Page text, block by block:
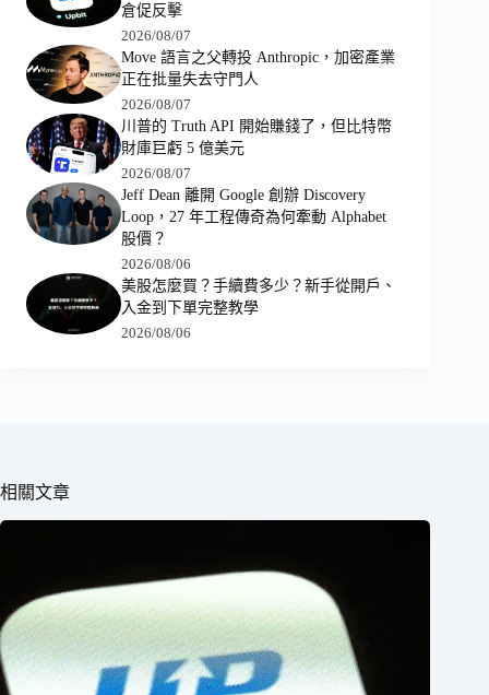
倉促反擊
2026/08/07
Move 語言之父轉投 Anthropic，加密產業
正在批量失去守門人
2026/08/07
川普的 Truth API 開始賺錢了，但比特幣
財庫巨虧 5 億美元
2026/08/07
Jeff Dean 離開 Google 創辦 Discovery
Loop，27 年工程傳奇為何牽動 Alphabet
股價？
2026/08/06
美股怎麼買？手續費多少？新手從開戶、
入金到下單完整教學
2026/08/06
相關文章